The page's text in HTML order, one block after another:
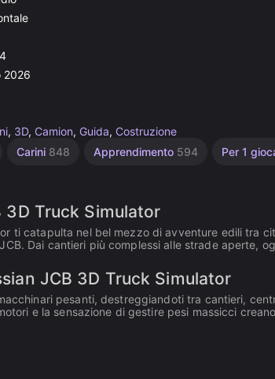
2026
, 3D, Camion, Guida, Costruzione
Carini 848 Apprendimento 594 Per 1
3D Truck Simulator
ti catapulta nel bel mezzo di avventure edili tra
Dai cantieri più complessi alle strade aperte,
JCB 3D Truck Simulator
pesanti, destreggiandoti tra cantieri,
e la sensazione di gestire pesi massicci